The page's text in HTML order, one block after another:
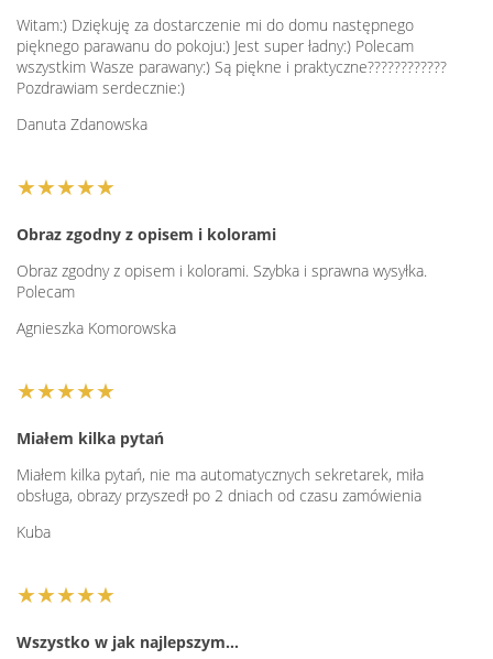
Witam:) Dziękuję za dostarczenie mi do domu następnego
pięknego parawanu do pokoju:) Jest super ładny:) Polecam
wszystkim Wasze parawany:) Są piękne i praktyczne????????????
Pozdrawiam serdecznie:)
Danuta Zdanowska
★★★★★
Obraz zgodny z opisem i kolorami
Obraz zgodny z opisem i kolorami. Szybka i sprawna wysyłka.
Polecam
Agnieszka Komorowska
★★★★★
Miałem kilka pytań
Miałem kilka pytań, nie ma automatycznych sekretarek, miła
obsługa, obrazy przyszedł po 2 dniach od czasu zamówienia
Kuba
★★★★★
Wszystko w jak najlepszym…